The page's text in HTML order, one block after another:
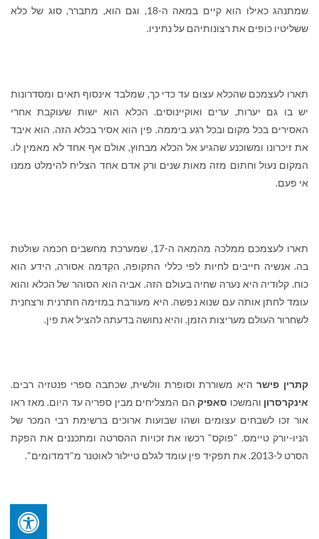
שמתנהג כאילו הוא קיים במאה ה-18, וגם הוא, מתברר, סוג של כלא
ששליטיו כופים את רצונותיהם על נתיניו.
תארו לעצמכם שהכלא עצום עד כדי כך, שמלבד אינסוף תאים ומסדרונות
יש בו גם יערות, ערים ואוקיינוסים. הכלא הוא ישות שעוקבת אחרי
האסירים בכל מקום ובכל רגע ביממה. פין הוא אסיר בכלא הזה. הוא איבד
את זיכרונו ומשוכנע שהגיע אל הכלא מבחוץ, אולם אף אחד לא מאמין לו.
המקום נעול וחתום מזה מאות שנים ורק אדם אחד הצליח להימלט ממנו
אי פעם.
תארו לעצמכם ממלכה מהמאה ה-17, שמערכת מחשבים חכמה שולטת
בה. אנשיה חייבים לחיות לפי כללי התקופה, הקִדמה אסורה, הידע הוא
כוח. קלודיה היא נערה שחיה בעולם הזה. אביה הוא הסוהר של הכלא והוא
עומד לחתן אותה עם שנוא נפשה. היא מעורבת במזימה חתרנית ורצחנית
לשחרור העולם מעריצות הזמן. והיא נחושה בדעתה להציל את פין.
קתרין פישרהיא משוררת וסופרת וולשית, שכתבה ספרי פנטזיה רבים.
אינקרסרון והמשכו סאפיק הם המצליחים מבין ספריה עד היום. מאז ראו
אור זכו לשבחים עצומים ושהו שבועות ארוכים ברשימת רבי המכר של
הניו-יורק טיימס. "פוקס" רכשו את זכויות ההסרטה ומתכננים את הפקת
הסרט ל-2013. את תפקיד פין עומד לגלם טיילור לאוטנר מ"דמדומים".